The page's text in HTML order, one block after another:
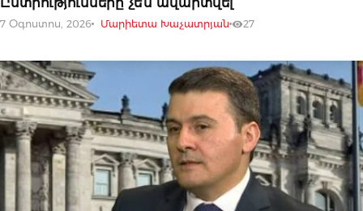
7 Օգոստոս, 2026 Մարիետա Խաչատրյան 27